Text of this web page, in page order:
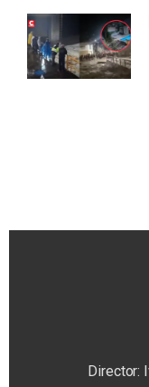
Director: